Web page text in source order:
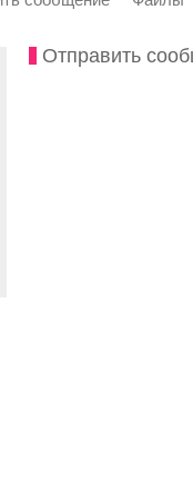
Отправить